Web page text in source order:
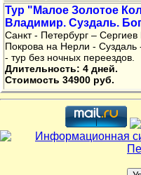
Тур "Малое Золотое
Владимир. Суздаль.
Санкт - Петербург –
Покрова на Нерли -
- тур без ночных переездов.
Длительность: 4 дней.
Стоимость 34900 руб.